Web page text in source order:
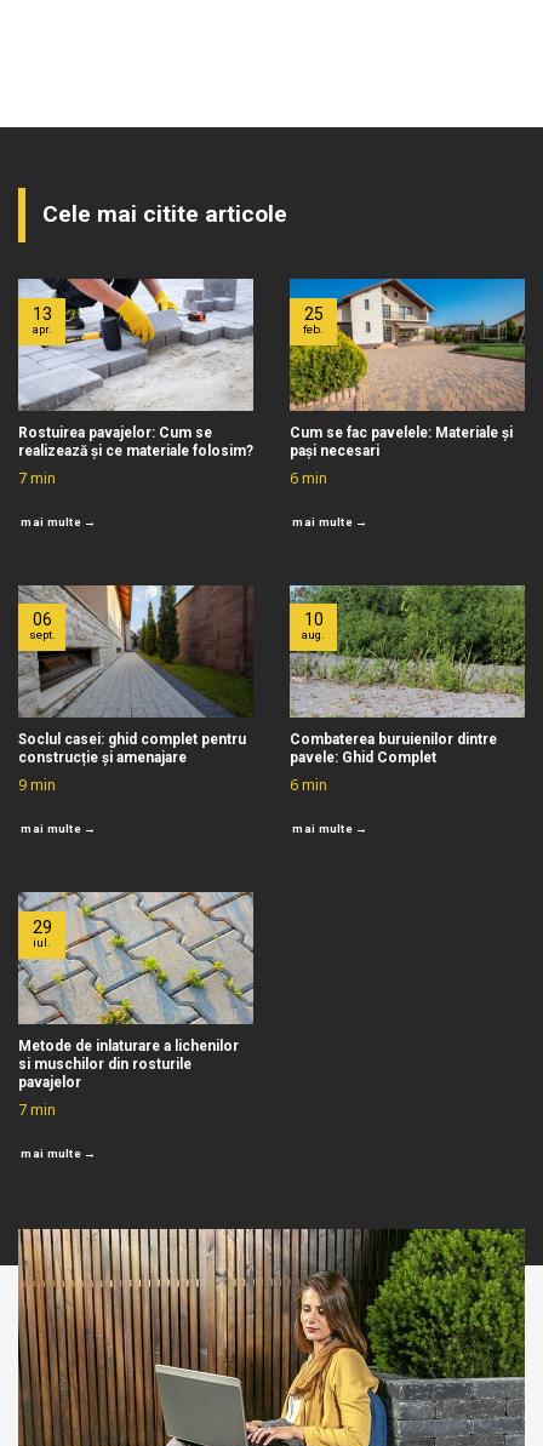
Cele mai citite articole
Rostuirea pavajelor: Cum se
realizează și ce materiale folosim?
7min
mai multe →
13
apr.
Cum se fac pavelele: Materiale și
pași necesari
6min
mai multe →
25
feb.
Soclul casei: ghid complet pentru
construcție și amenajare
9min
mai multe →
06
sept.
Combaterea buruienilor dintre
pavele: Ghid Complet
6min
mai multe →
10
aug.
Metode de inlaturare a lichenilor
si muschilor din rosturile
pavajelor
7min
mai multe →
29
iul.